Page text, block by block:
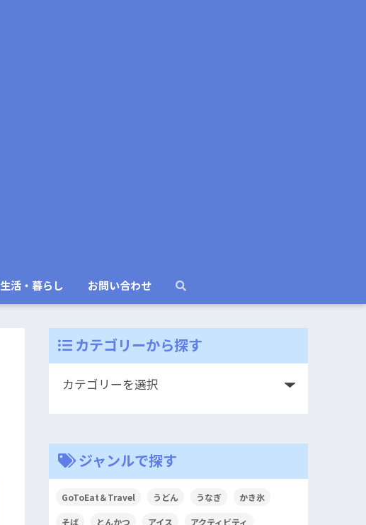
生活・暮らし お問い合わせ
カテゴリーから探す
ジャンルで探す
GoToEat＆Travel うどん うなぎ かき氷
そば とんかつ アイス アクティビティ